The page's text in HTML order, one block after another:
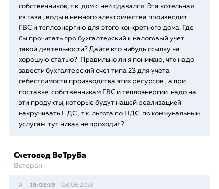
собственников, т.к. дом с ней сдавался. Эта котельная
из газа , воды и немного электричества производит
ГВС и теплоэнергию для этого конкретного дома. Где
бы прочитать про бухгалтерский и налоговый учет
такой деятельности? Дайте кто нибудь ссылку на
хорошую статью? Правильно ли я понимаю, что надо
завести бухгалтерский счет типа 23 для учета
себестоимости производства этих ресурсов , а при
поставке собственникам ГВС и теплоэнергии надо на
эти продукты, которые будут нашей реализацией
накручивать НДС , т.к. льгота по НДС по коммунальным
услугам тут никак не проходит?
Счетовод ВоТруБа
Ветеран
# 16:02:19 08.06.2018